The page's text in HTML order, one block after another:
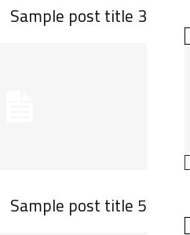
Sample post title 3
Sample post title 5